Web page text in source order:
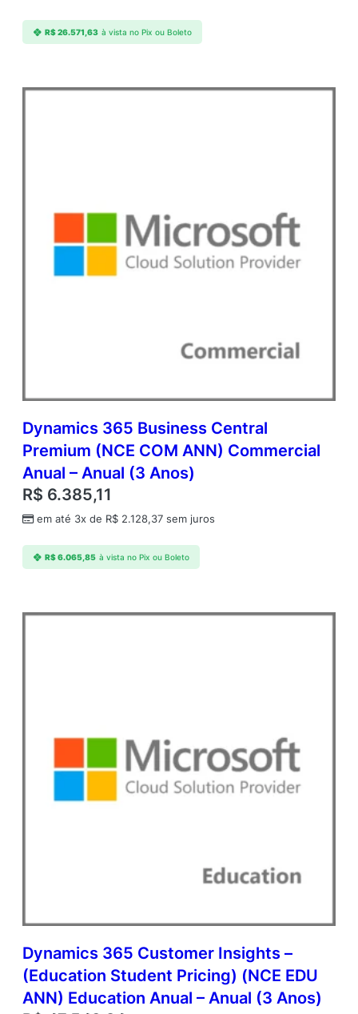
R$26.571,63 à vista no Pix ou Boleto
Dynamics 365 Business Central
Premium (NCE COM ANN) Commercial
Anual – Anual (3 Anos)
R$ 6.385,11
em até 3x de R$ 2.128,37 sem juros
R$6.065,85 à vista no Pix ou Boleto
Dynamics 365 Customer Insights –
(Education Student Pricing) (NCE EDU
ANN) Education Anual – Anual (3 Anos)